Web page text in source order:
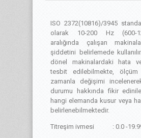
ISO 2372(10816)/3945
olarak 10-200 Hz (600-
aralığında çalışan
şiddetini belirlemede
dönel makinalardaki hata
tesbit edilebilmekte, ölçüm
zamanla değişimi
durumu hakkında fikir
hangi elemanda kusur veya
belirlenebilmektedir.
Titreşim ivmesi : 0.0 -